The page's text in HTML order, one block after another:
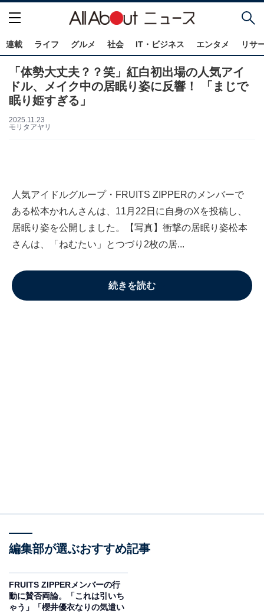
連載 ライフ グルメ 社会 IT・ビジネス エンタメ リサ
「体勢大丈夫？？笑」紅白初出場の人気アイ
ドル、メイク中の居眠り姿に反響！ 「まじで
眠り姫すぎる」
2025.11.23
モリタアヤリ
人気アイドルグループ・FRUITS ZIPPERのメンバーで
ある松本かれんさんは、11月22日に自身のXを投稿し、
居眠り姿を公開しました。【写真】衝撃の居眠り姿松本
さんは、「ねむたい」とつづり2枚の居...
続きを読む
編集部が選ぶおすすめ記事
FRUITS ZIPPERメンバーの行
動に賛否両論。「これは引いち
ゃう」「櫻井優衣なりの気遣い